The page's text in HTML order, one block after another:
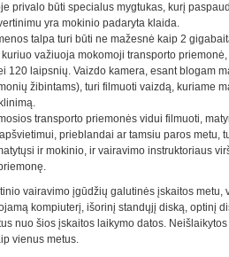
privalo būti specialus mygtukas, kurį
yra mokinio padaryta klaida.
talpa turi būti ne mažesnė kaip 2
važiuoja mokomoji transporto
120 laipsnių. Vaizdo kamera, esant blogam
žibintams), turi filmuoti vaizdą, kuriame
transporto priemonės vidui filmuoti,
prieblandai ar tamsiu paros metu,
ir mokinio, ir vairavimo instruktoriaus
vairavimo įgūdžių galutinės įskaitos
kompiuterį, išorinį standųjį diską, optinį
nuo šios įskaitos laikymo datos.
vienus metus.